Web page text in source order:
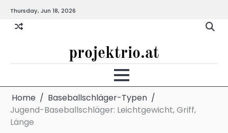
content
Thursday, Jun 18, 2026
projektrio.at
Home
Baseballschläger-Typen
Jugend-Baseballschläger: Leichtgewicht, Griff,
Länge